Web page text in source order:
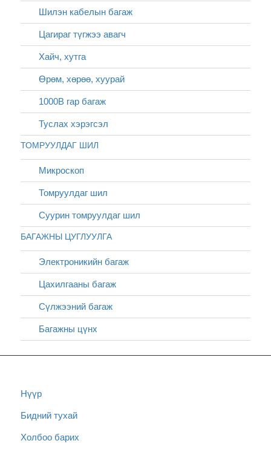
Шилэн кабелын багаж
Цагираг түгжээ авагч
Хайч, хутга
Өрөм, хөрөө, хуурай
1000В гар багаж
Туслах хэрэгсэл
ТОМРУУЛДАГ ШИЛ
Микроскоп
Томруулдаг шил
Суурин томруулдаг шил
БАГАЖНЫ ЦУГЛУУЛГА
Электроникийн багаж
Цахилгааны багаж
Сүлжээний багаж
Багажны цүнх
Нүүр
Бидний тухай
Холбоо барих